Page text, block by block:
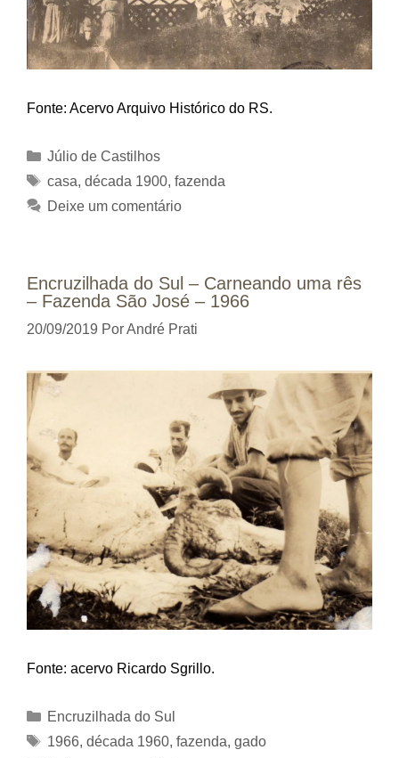
Fonte: Acervo Arquivo Histórico do RS.
Categorias
Júlio de Castilhos
Tags
casa, década 1900, fazenda
Deixe um comentário
Encruzilhada do Sul – Carneando uma rês
– Fazenda São José – 1966
20/09/2019 PorAndré Prati
Fonte: acervo Ricardo Sgrillo.
Categorias
Encruzilhada do Sul
Tags
1966, década 1960, fazenda, gado